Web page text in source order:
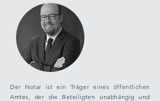
Der Notar ist ein Träger eines öffentlichen
Amtes, der die Beteiligten unabhängig und